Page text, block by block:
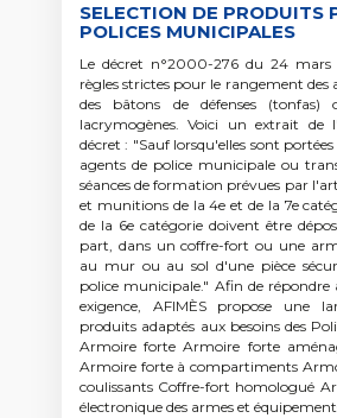
SELECTION DE PRODUITS
POLICES MUNICIPALES
Le décret n°2000-276 du 24
règles strictes pour le rangement des
des bâtons de défenses (tonfas)
lacrymogènes. Voici un extrait de
décret : "Sauf lorsqu'elles sont
agents de police municipale ou
séances de formation prévues par
et munitions de la 4e et de la 7e
de la 6e catégorie doivent être
part, dans un coffre-fort ou une
au mur ou au sol d'une pièce
police municipale." Afin de
exigence, AFIMÈS propose une
produits adaptés aux besoins des
Armoire forte Armoire forte
Armoire forte à compartiments
coulissants Coffre-fort homologué
électronique des armes et